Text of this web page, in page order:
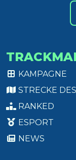
KAMPAGNE
STRECKE
RANKED
ESPORT
NEWS